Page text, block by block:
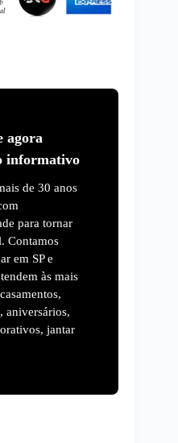
agora
informativo
de 30 anos
para tornar
Contamos
em SP e
às mais
aniversários,
jantar